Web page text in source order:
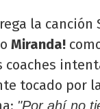
la canción
Miranda!
tocado por
"Por ahí no